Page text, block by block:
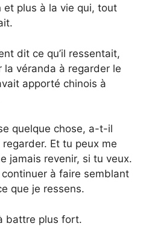
et plus à la vie qui, tout
dit ce qu’il ressentait,
la véranda à regarder le
apporté chinois à
quelque chose, a-t-il
Et tu peux me
jamais revenir, si tu veux.
à faire semblant
que je ressens.
battre plus fort.